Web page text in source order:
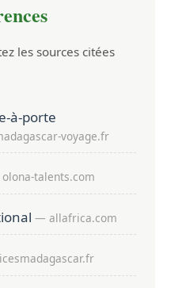
les sources citées
à-porte
voyage.fr
talents.com
— allafrica.com